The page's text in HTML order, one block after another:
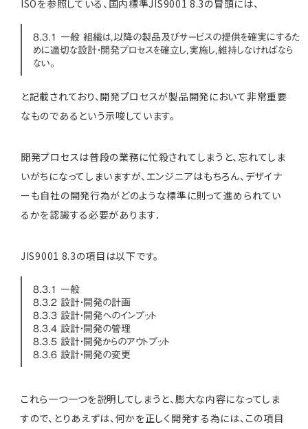
ISOを参照している、国内標準JIS9001 8.3の冒頭には、
8.3.1 一般 組織は，以降の製品及びサービスの提供を確実にするた
めに適切な設計・開発プロセスを確立し，実施し，維持しなければなら
ない。
と記載されており、開発プロセスが製品開発において非常重要
なものであるという示唆しています。
開発プロセスは普段の業務に忙殺されてしまうと、忘れてしま
いがちになってしまいますが、エンジニアはもちろん、デザイナ
ーも自社の開発行為がどのような標準に則って進められてい
るかを認識する必要があります．
JIS9001 8.3の項目は以下です。
8.3.1 一般
8.3.2 設計・開発の計画
8.3.3 設計・開発へのインプット
8.3.4 設計・開発の管理
8.3.5 設計・開発からのアウトプット
8.3.6 設計・開発の変更
これら一つ一つを説明してしまうと、膨大な内容になってしま
すので、とりあえずは、何かを正しく開発する為には、この項目